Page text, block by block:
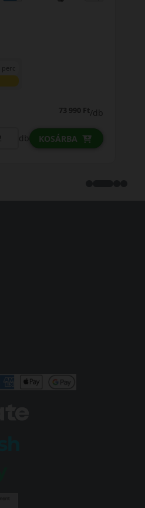
7 perc
73 990 Ft/db
db KOSÁRBA